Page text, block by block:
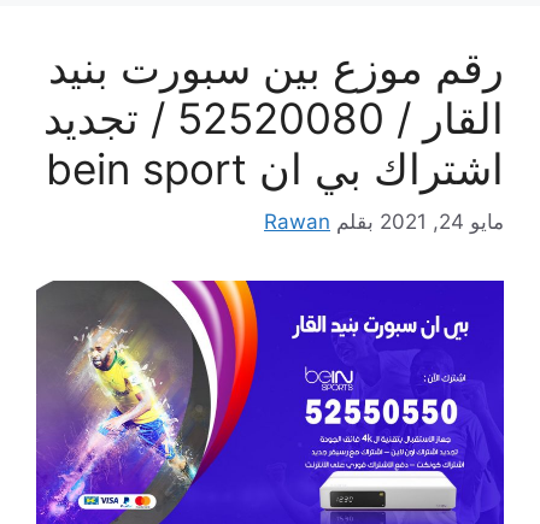
رقم موزع بين سبورت بنيد
القار / 52520080 / تجديد
اشتراك بي ان bein sport
مايو 24, 2021 بقلم Rawan